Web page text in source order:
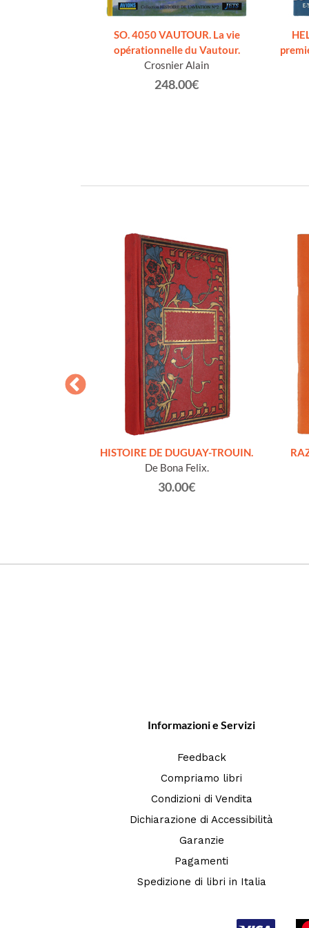
SO. 4050 VAUTOUR. La vie
opérationnelle du Vautour.
Crosnier Alain
248.00€
HISTOIRE DE DUGUAY-TROUIN.
De Bona Felix.
30.00€
Informazioni e Servizi
Feedback
Compriamo libri
Condizioni di Vendita
Dichiarazione di Accessibilità
Garanzie
Pagamenti
Spedizione di libri in Italia